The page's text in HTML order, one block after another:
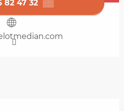
82 47 32 ▒▒